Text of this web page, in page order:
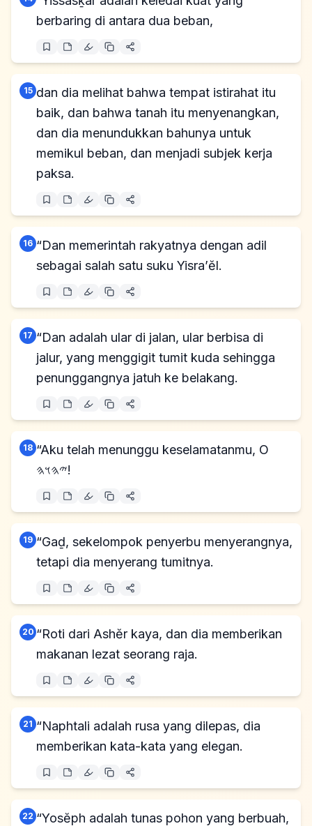
berbaring di antara dua beban,
15 dan dia melihat bahwa tempat istirahat itu
baik, dan bahwa tanah itu menyenangkan,
dan dia menundukkan bahunya untuk
memikul beban, dan menjadi subjek kerja
paksa.
16 “Dan memerintah rakyatnya dengan adil
sebagai salah satu suku Yisra’ĕl.
17 “Dan adalah ular di jalan, ular berbisa di
jalur, yang menggigit tumit kuda sehingga
penunggangnya jatuh ke belakang.
18 “Aku telah menunggu keselamatanmu, O
𐤉𐤄𐤅𐤄!
19 “Gaḏ, sekelompok penyerbu menyerangnya,
tetapi dia menyerang tumitnya.
20 “Roti dari Ashĕr kaya, dan dia memberikan
makanan lezat seorang raja.
21 “Naphtali adalah rusa yang dilepas, dia
memberikan kata-kata yang elegan.
22 “Yosĕph adalah tunas pohon yang berbuah,